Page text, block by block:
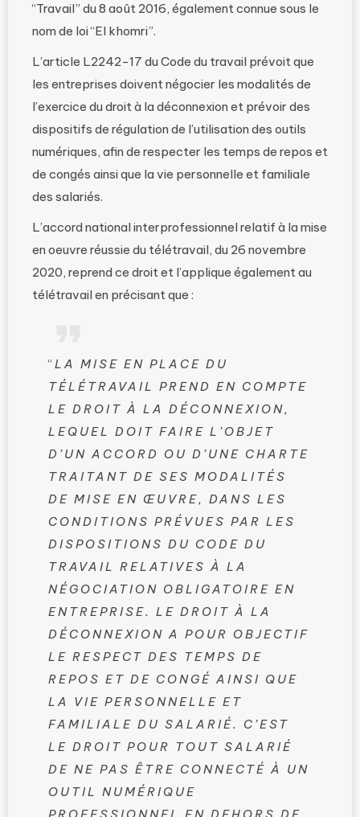
“Travail” du 8 août 2016, également connue sous le
nom de loi “El khomri”.
L’article L2242-17 du Code du travail prévoit que
les entreprises doivent négocier les modalités de
l’exercice du droit à la déconnexion et prévoir des
dispositifs de régulation de l’utilisation des outils
numériques, afin de respecter les temps de repos et
de congés ainsi que la vie personnelle et familiale
des salariés.
L’accord national interprofessionnel relatif à la mise
en oeuvre réussie du télétravail, du 26 novembre
2020, reprend ce droit et l’applique également au
télétravail en précisant que :
“ LA MISE EN PLACE DU
TÉLÉTRAVAIL PREND EN COMPTE
LE DROIT À LA DÉCONNEXION,
LEQUEL DOIT FAIRE L’OBJET
D’UN ACCORD OU D’UNE CHARTE
TRAITANT DE SES MODALITÉS
DE MISE EN ŒUVRE, DANS LES
CONDITIONS PRÉVUES PAR LES
DISPOSITIONS DU CODE DU
TRAVAIL RELATIVES À LA
NÉGOCIATION OBLIGATOIRE EN
ENTREPRISE. LE DROIT À LA
DÉCONNEXION A POUR OBJECTIF
LE RESPECT DES TEMPS DE
REPOS ET DE CONGÉ AINSI QUE
LA VIE PERSONNELLE ET
FAMILIALE DU SALARIÉ. C’EST
LE DROIT POUR TOUT SALARIÉ
DE NE PAS ÊTRE CONNECTÉ À UN
OUTIL NUMÉRIQUE